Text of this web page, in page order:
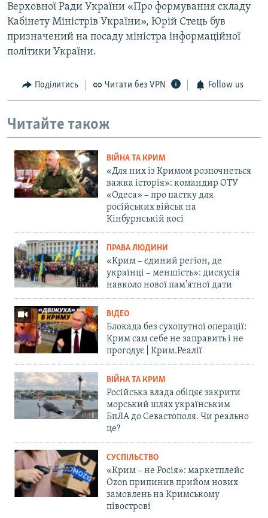
Верховної Ради України «Про формування складу
Кабінету Міністрів України», Юрій Стець був
призначений на посаду міністра інформаційної
політики України.
Поділитись Читати без VPN Follow us
Читайте також
ВІЙНА ТА КРИМ
«Для них із Кримом розпочнеться
важка історія»: командир ОТУ
«Одеса» – про пастку для
російських військ на
Кінбурнській косі
ПРАВА ЛЮДИНИ
«Крим – єдиний регіон, де
українці – меншість»: дискусія
навколо нової пам'ятної дати
ВІДЕО
Блокада без сухопутної операції:
Крим сам себе не заправить і не
прогодує | Крим.Реалії
ВІЙНА ТА КРИМ
Російська влада обіцяє закрити
морський шлях українським
БпЛА до Севастополя. Чи реально
це?
СУСПІЛЬСТВО
«Крим – не Росія»: маркетплейс
Ozon припинив прийом нових
замовлень на Кримському
півострові